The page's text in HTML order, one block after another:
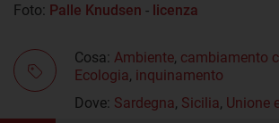
Foto: Palle Knudsen - licenza
Cosa: Ambiente, cambiamento
Ecologia, inquinamento
Dove: Sardegna, Sicilia, Unione